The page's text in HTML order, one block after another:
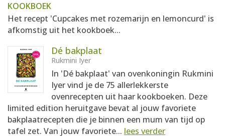
KOOKBOEK
Het recept 'Cupcakes met rozemarijn en lemoncurd' is
afkomstig uit het kookboek...
Dé bakplaat
Rukmini Iyer
In 'Dé bakplaat' van ovenkoningin Rukmini
Iyer vind je de 75 allerlekkerste
ovenrecepten uit haar kookboeken. Deze
limited edition heruitgave bevat al jouw favoriete
bakplaatrecepten die je binnen een mum van tijd op
tafel zet. Van jouw favoriete... lees verder